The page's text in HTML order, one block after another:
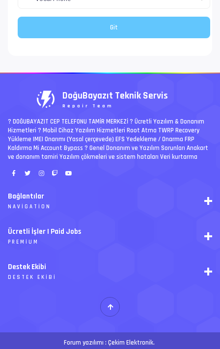
DoğuBayazıt Teknik Servis
Repair Team
? DOĞUBAYAZIT CEP TELEFONU TAMİR MERKEZİ ?️ Ücretli Yazılım & Donanım
Hizmetleri ? Mobil Cihaz Yazılım Hizmetleri Root Atma TWRP Recovery
Yükleme IMEI Onarımı (Yasal çerçevede) EFS Yedekleme / Onarma FRP
Kaldırma Mi Account Bypass ? Genel Donanım ve Yazılım Sorunları Anakart
ve donanım tamiri Yazılım çökmeleri ve sistem hataları Veri kurtarma
Bağlantılar
NAVIGATION
Arşiv
Ajanda
Forum Yönetimi
Forumları Okundu Kabul Et
Ücretli İşler | Paid Jobs
PREMIUM
Paketler
Özel tema
Destek Ekibi
DESTEK EKIBI
İ
T
H
Forum yazılımı : Çekim Elektronik.